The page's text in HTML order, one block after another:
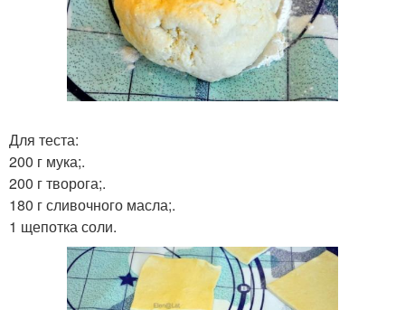
Для теста:
200 г мука;.
200 г творога;.
180 г сливочного масла;.
1 щепотка соли.